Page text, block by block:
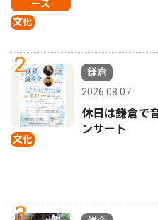
ース
文化
2
文化
鎌倉
2026.08.07
休日は鎌倉で
ンサート
3